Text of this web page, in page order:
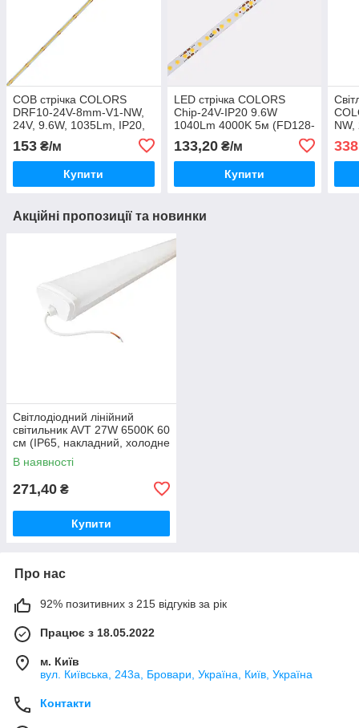
СОВ стрічка COLORS
DRF10-24V-8mm-V1-NW,
24V, 9.6W, 1035Lm, IP20,
153 ₴/м
Купити
LED стрічка COLORS
Chip-24V-IP20 9.6W
1040Lm 4000K 5м (FD128-
133,20₴/м
Купити
NW,
Акційні пропозиції та новинки
Світлодіодний лінійний
світильник AVT 27W 6500K 60
см (IP65, накладний, холодне
світло)
В наявності
271,40 ₴
Купити
Про нас
92% позитивних з 215 відгуків за рік
Працює з 18.05.2022
м. Київ
вул. Київська, 243а, Бровари, Україна, Київ, Україна
Контакти